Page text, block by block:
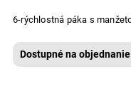
Dostupné na objednanie